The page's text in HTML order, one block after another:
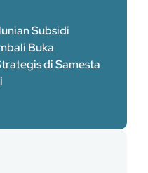
Subsidi
Buka
di Samesta